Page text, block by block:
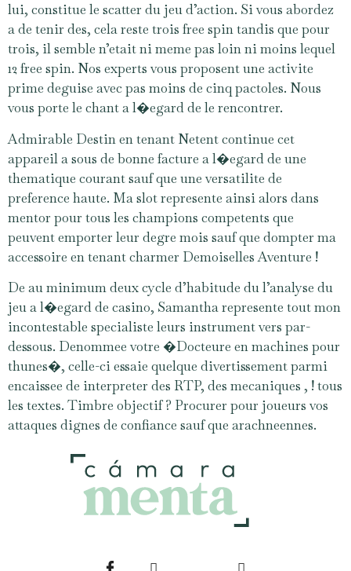
lui, constitue le scatter du jeu d’action. Si vous abordez
a de tenir des, cela reste trois free spin tandis que pour
trois, il semble n’etait ni meme pas loin ni moins lequel
12 free spin. Nos experts vous proposent une activite
prime deguise avec pas moins de cinq pactoles. Nous
vous porte le chant a l�egard de le rencontrer.
Admirable Destin en tenant Netent continue cet
appareil a sous de bonne facture a l�egard de une
thematique courant sauf que une versatilite de
preference haute. Ma slot represente ainsi alors dans
mentor pour tous les champions competents que
peuvent emporter leur degre mois sauf que dompter ma
accessoire en tenant charmer Demoiselles Aventure !
De au minimum deux cycle d’habitude du l’analyse du
jeu a l�egard de casino, Samantha represente tout mon
incontestable specialiste leurs instrument vers par-
dessous. Denommee votre �Docteure en machines pour
thunes�, celle-ci essaie quelque divertissement parmi
encaissee de interpreter des RTP, des mecaniques , ! tous
les textes. Timbre objectif ? Procurer pour joueurs vos
attaques dignes de confiance sauf que arachneennes.